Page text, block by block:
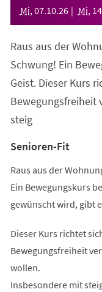
Mi, 07.10.26 Mi, 14
Raus aus der
Schwung! Ein
Geist. Dieser Kurs
Bewegungsfreiheit
steig
Senioren-Fit
Raus aus der
Ein Bewegungskurs
gewünscht wird, gibt
Dieser Kurs richtet
Bewegungsfreiheit
wollen.
Insbesondere mit